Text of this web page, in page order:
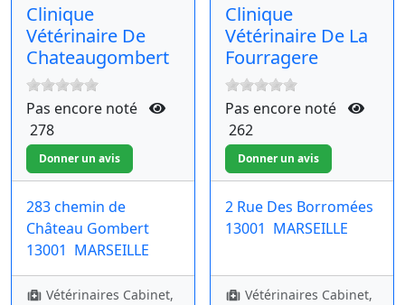
Clinique
Vétérinaire De
Chateaugombert
Pas encore noté
278
283 chemin de
Château Gombert
13001 MARSEILLE
Vétérinaires Cabinet,
Clinique
Vétérinaire De La
Fourragere
Pas encore noté
262
2 Rue Des Borromées
13001 MARSEILLE
Vétérinaires Cabinet,